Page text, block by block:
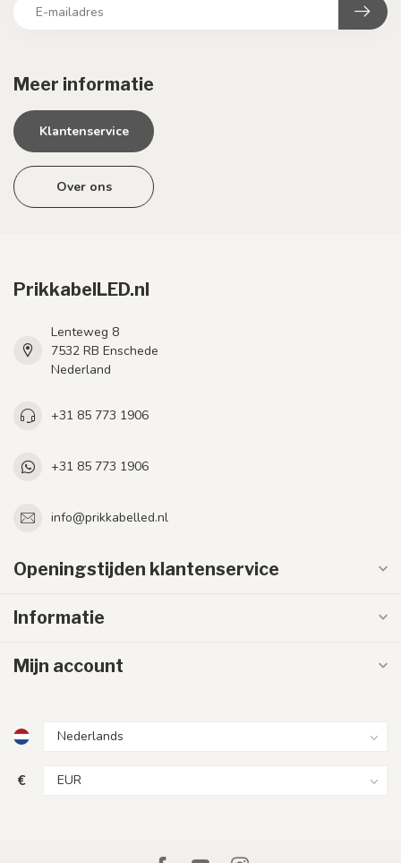
Meer informatie
Klantenservice
Over ons
PrikkabelLED.nl
Lenteweg 8
7532 RB Enschede
Nederland
+31 85 773 1906
+31 85 773 1906
info@prikkabelled.nl
Openingstijden klantenservice
Informatie
Mijn account
€